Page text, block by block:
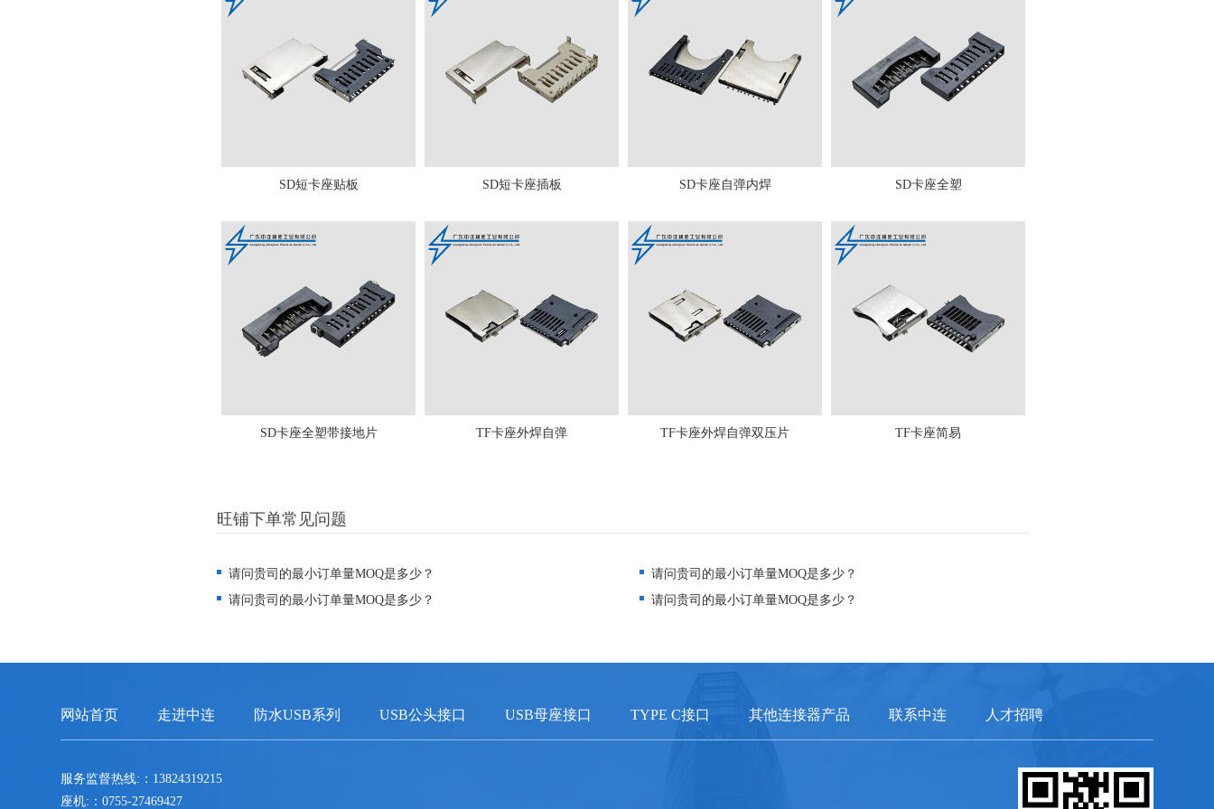
SD短卡座贴板 SD短卡座插板 SD卡座自弹内焊 SD卡座全塑
SD卡座全塑带接地片 TF卡座外焊自弹 TF卡座外焊自弹双压片 TF卡座简易
旺铺下单常见问题
请问贵司的最小订单量MOQ是多少？
请问贵司的最小订单量MOQ是多少？
请问贵司的最小订单量MOQ是多少？
请问贵司的最小订单量MOQ是多少？
网站首页 走进中连 防水USB系列 USB公头接口 USB母座接口 TYPE C接口 其他连接器产品 联系中连 人才招聘
服务监督热线:：13824319215
座机:：0755-27469427